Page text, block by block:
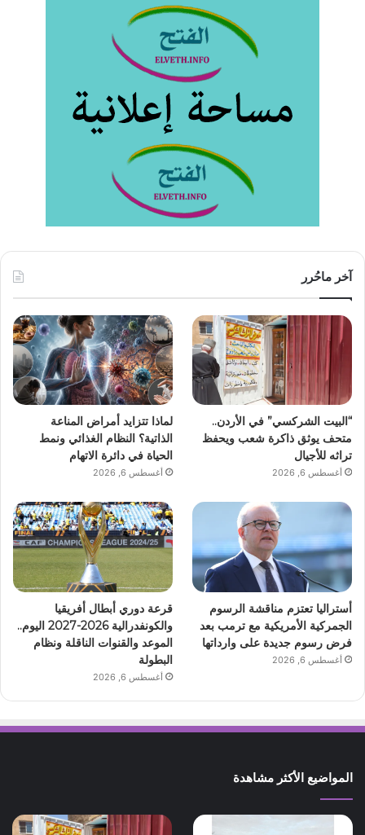
آخر ماحُرر
“البيت الشركسي” في الأردن..
متحف يوثق ذاكرة شعب ويحفظ
تراثه للأجيال
أغسطس 6, 2026
لماذا تتزايد أمراض المناعة
الذاتية؟ النظام الغذائي ونمط
الحياة في دائرة الاتهام
أغسطس 6, 2026
أستراليا تعتزم مناقشة الرسوم
الجمركية الأمريكية مع ترمب بعد
فرض رسوم جديدة على وارداتها
أغسطس 6, 2026
قرعة دوري أبطال أفريقيا
والكونفدرالية 2026-2027 اليوم..
الموعد والقنوات الناقلة ونظام
البطولة
أغسطس 6, 2026
المواضيع الأكثر مشاهدة